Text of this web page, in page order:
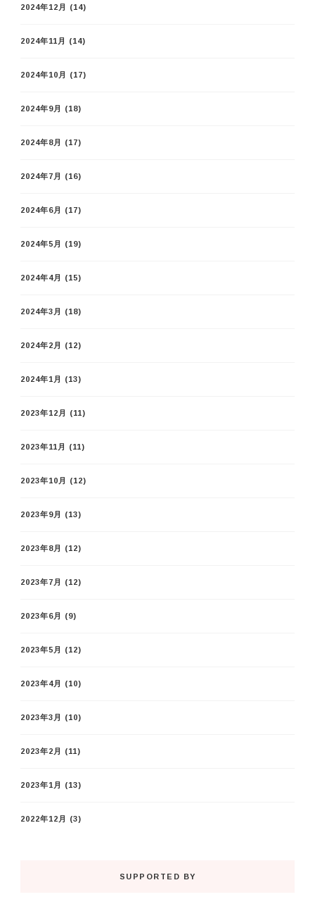
2024年12月 (14)
2024年11月 (14)
2024年10月 (17)
2024年9月 (18)
2024年8月 (17)
2024年7月 (16)
2024年6月 (17)
2024年5月 (19)
2024年4月 (15)
2024年3月 (18)
2024年2月 (12)
2024年1月 (13)
2023年12月 (11)
2023年11月 (11)
2023年10月 (12)
2023年9月 (13)
2023年8月 (12)
2023年7月 (12)
2023年6月 (9)
2023年5月 (12)
2023年4月 (10)
2023年3月 (10)
2023年2月 (11)
2023年1月 (13)
2022年12月 (3)
SUPPORTED BY